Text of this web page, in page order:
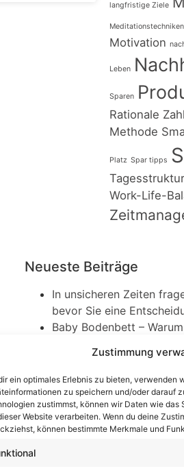
Zustimmung
ein optimales Erlebnis zu bieten, verwenden
zu speichern und/oder darauf
zustimmst, können wir Daten wie das
Website verarbeiten. Wenn du deine
können bestimmte Merkmale und
langfristige Ziele
Meditationstechniken
Motivation
Leben
Sparen
Rationale
Methode
Platz Spar tipps
Tagesstruktur
Work-Life-
Neueste Beiträge
In unsicheren Zeiten
bevor Sie eine
Baby Bodenbett –
Augenprobleme im Alter:
sollten Sie kennen?
Was hilft gegen
atmen Sie wieder durch
Ölwechsel am Motorrad